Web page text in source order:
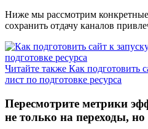
Ниже мы рассмотрим
сохранить отдачу каналов
Читайте также Как подготовить
лист по подготовке ресурса
Пересмотрите метрики
не только на переходы,